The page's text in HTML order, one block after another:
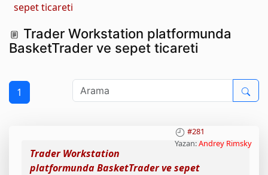
sepet ticareti
Trader Workstation platformunda
BasketTrader ve sepet ticareti
1
#281
Yazan:Andrey Rimsky
Trader Workstation
platformunda BasketTrader ve sepet